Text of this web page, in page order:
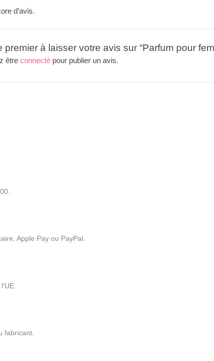
d’avis.
premier à laisser votre avis sur “Parfum pour
êtreconnecté pour publier un avis.
Apple Pay ou PayPal.
fabricant.